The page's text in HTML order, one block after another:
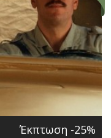
Έκπτωση -25%